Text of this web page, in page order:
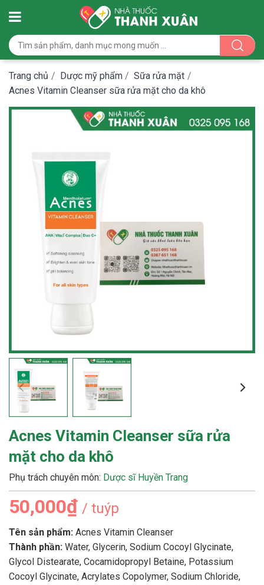
Trang chủ / Dược mỹ phẩm / Sữa rửa mặt /
Acnes Vitamin Cleanser sữa rửa mặt cho da khô
Acnes Vitamin Cleanser sữa rửa
mặt cho da khô
Phụ trách chuyên môn: Dược sĩ Huyền Trang
50,000₫ / tuýp
Tên sản phẩm: Acnes Vitamin Cleanser
Thành phần: Water, Glycerin, Sodium Cocoyl Glycinate,
Glycol Distearate, Cocamidopropyl Betaine, Potassium
Cocoyl Glycinate, Acrylates Copolymer, Sodium Chloride,